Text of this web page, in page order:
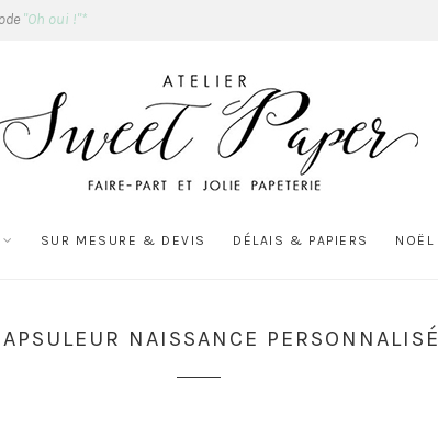
"Oh oui !"*
SUR MESURE & DEVIS DÉLAIS & PAPIERS NOËL
NAISSANCE PERSONNALISÉ